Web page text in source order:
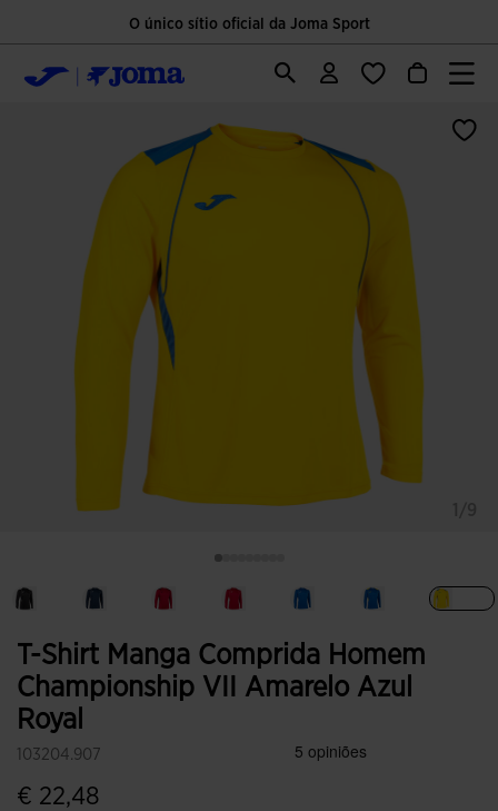
O único sítio oficial da Joma Sport
T-Shirt Manga Comprida Homem
Championship VII Amarelo Azul
Royal
103204.907
€ 22,48